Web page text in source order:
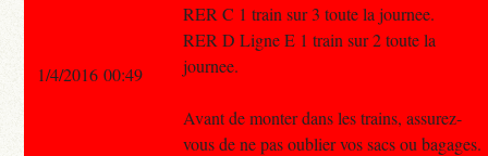
RER C 1 train sur 3 toute la journee.
RER D Ligne E 1 train sur 2 toute la
journee.
Avant de monter dans les trains, assurez-
vous de ne pas oublier vos sacs ou bagages.
1/4/2016 00:49